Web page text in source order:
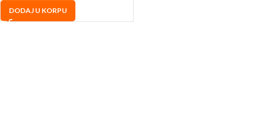
DODAJ U KORPU